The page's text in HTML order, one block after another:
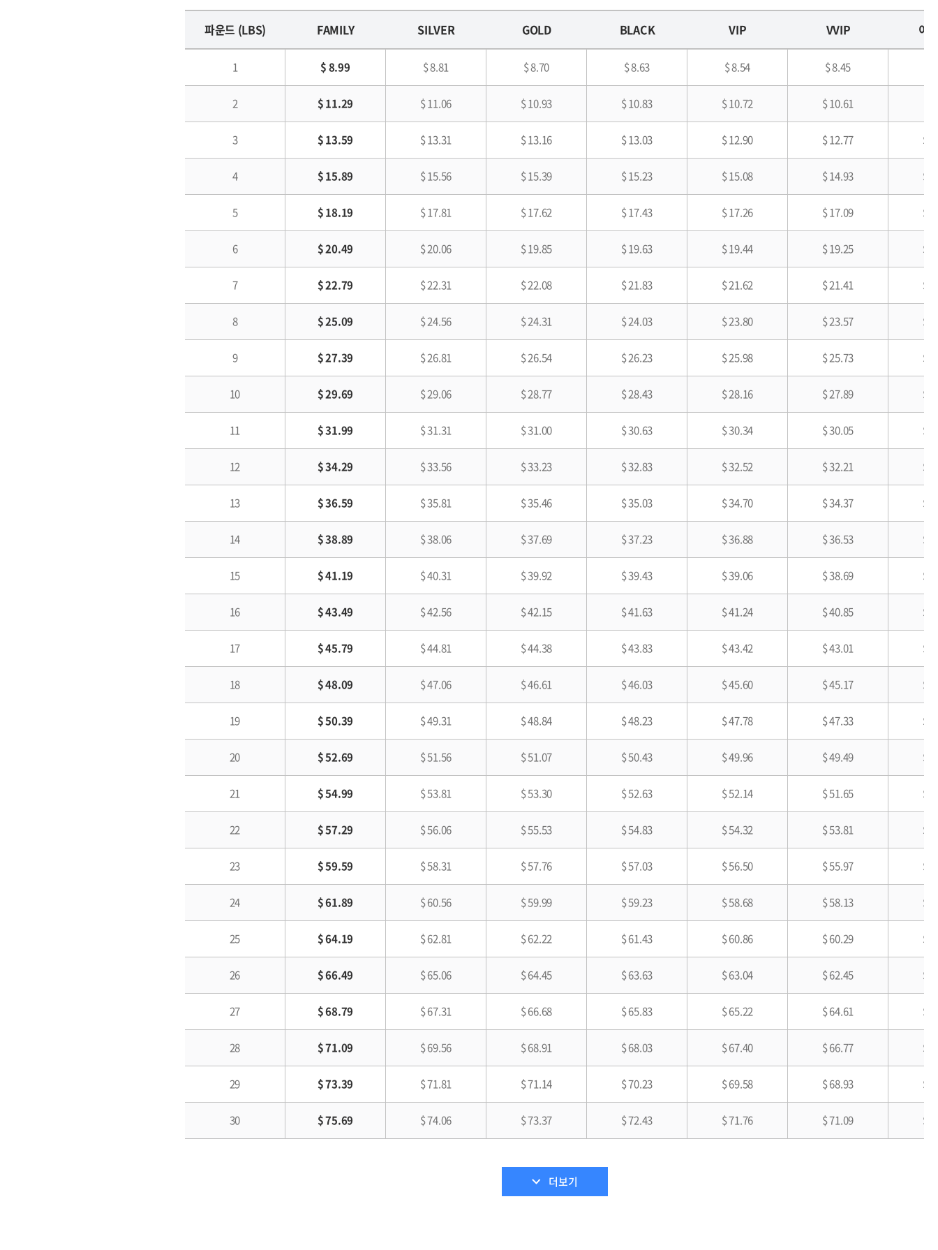
파운드 (LBS) FAMILY SILVER GOLD BLACK VIP VVIP 이
1 $ 8.99 $ 8.81 $ 8.70 $ 8.63 $ 8.54 $ 8.45
2 $ 11.29 $ 11.06 $ 10.93 $ 10.83 $ 10.72 $ 10.61
3 $ 13.59 $ 13.31 $ 13.16 $ 13.03 $ 12.90 $ 12.77 $
4 $ 15.89 $ 15.56 $ 15.39 $ 15.23 $ 15.08 $ 14.93 $
5 $ 18.19 $ 17.81 $ 17.62 $ 17.43 $ 17.26 $ 17.09 $
6 $ 20.49 $ 20.06 $ 19.85 $ 19.63 $ 19.44 $ 19.25 $
7 $ 22.79 $ 22.31 $ 22.08 $ 21.83 $ 21.62 $ 21.41 $
8 $ 25.09 $ 24.56 $ 24.31 $ 24.03 $ 23.80 $ 23.57 $
9 $ 27.39 $ 26.81 $ 26.54 $ 26.23 $ 25.98 $ 25.73 $
10 $ 29.69 $ 29.06 $ 28.77 $ 28.43 $ 28.16 $ 27.89 $
11 $ 31.99 $ 31.31 $ 31.00 $ 30.63 $ 30.34 $ 30.05 $
12 $ 34.29 $ 33.56 $ 33.23 $ 32.83 $ 32.52 $ 32.21 $
13 $ 36.59 $ 35.81 $ 35.46 $ 35.03 $ 34.70 $ 34.37 $
14 $ 38.89 $ 38.06 $ 37.69 $ 37.23 $ 36.88 $ 36.53 $
15 $ 41.19 $ 40.31 $ 39.92 $ 39.43 $ 39.06 $ 38.69 $
16 $ 43.49 $ 42.56 $ 42.15 $ 41.63 $ 41.24 $ 40.85 $
17 $ 45.79 $ 44.81 $ 44.38 $ 43.83 $ 43.42 $ 43.01 $
18 $ 48.09 $ 47.06 $ 46.61 $ 46.03 $ 45.60 $ 45.17 $
19 $ 50.39 $ 49.31 $ 48.84 $ 48.23 $ 47.78 $ 47.33 $
20 $ 52.69 $ 51.56 $ 51.07 $ 50.43 $ 49.96 $ 49.49 $
21 $ 54.99 $ 53.81 $ 53.30 $ 52.63 $ 52.14 $ 51.65 $
22 $ 57.29 $ 56.06 $ 55.53 $ 54.83 $ 54.32 $ 53.81 $
23 $ 59.59 $ 58.31 $ 57.76 $ 57.03 $ 56.50 $ 55.97 $
24 $ 61.89 $ 60.56 $ 59.99 $ 59.23 $ 58.68 $ 58.13 $
25 $ 64.19 $ 62.81 $ 62.22 $ 61.43 $ 60.86 $ 60.29 $
26 $ 66.49 $ 65.06 $ 64.45 $ 63.63 $ 63.04 $ 62.45 $
27 $ 68.79 $ 67.31 $ 66.68 $ 65.83 $ 65.22 $ 64.61 $
28 $ 71.09 $ 69.56 $ 68.91 $ 68.03 $ 67.40 $ 66.77 $
29 $ 73.39 $ 71.81 $ 71.14 $ 70.23 $ 69.58 $ 68.93 $
30 $ 75.69 $ 74.06 $ 73.37 $ 72.43 $ 71.76 $ 71.09 $
더보기